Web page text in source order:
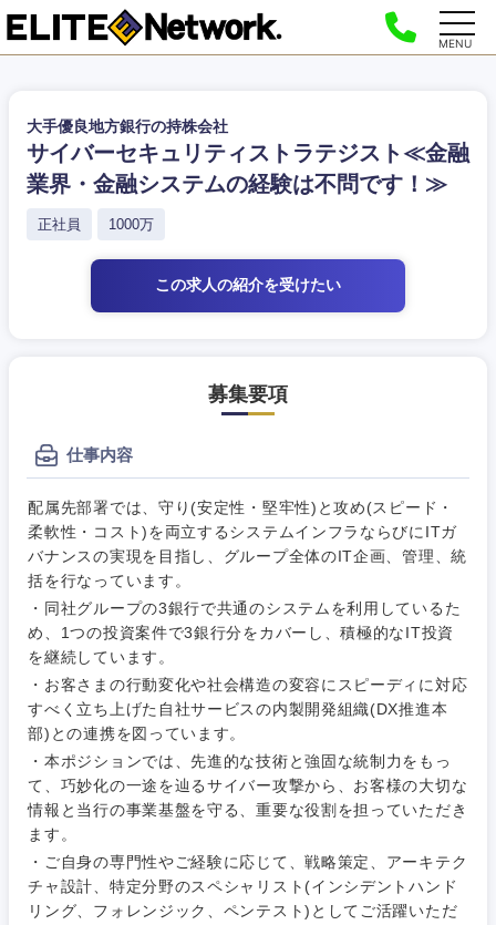
MENU
大手優良地方銀行の持株会社
サイバーセキュリティストラテジスト≪金融
業界・金融システムの経験は不問です！≫
正社員 1000万
この求人の紹介を受けたい
募集要項
仕事内容
配属先部署では、守り(安定性・堅牢性)と攻め(スピード・
柔軟性・コスト)を両立するシステムインフラならびにITガ
バナンスの実現を目指し、グループ全体のIT企画、管理、統
括を行なっています。
・同社グループの3銀行で共通のシステムを利用しているた
め、1つの投資案件で3銀行分をカバーし、積極的なIT投資
を継続しています。
・お客さまの行動変化や社会構造の変容にスピーディに対応
すべく立ち上げた自社サービスの内製開発組織(DX推進本
部)との連携を図っています。
・本ポジションでは、先進的な技術と強固な統制力をもっ
て、巧妙化の一途を辿るサイバー攻撃から、お客様の大切な
情報と当行の事業基盤を守る、重要な役割を担っていただき
ます。
・ご自身の専門性やご経験に応じて、戦略策定、アーキテク
チャ設計、特定分野のスペシャリスト(インシデントハンド
リング、フォレンジック、ペンテスト)としてご活躍いただ
ご希望の職種を選択してください
経営企
画・事業
企画
経営ボー
ド
管理
SCM
画
事業企画・事業開発
事業管理
新規事業企画・立上げ
ご希望の職種を選択してください
経営企画・事業企画
経営ボード
管理
SCM
人事
マーケティング
ご希望の業界を選択してください
商社・卸
エネルギー・資源・環境
自動車・機械・船舶
素材・化学・金属
ご希望の勤務地を選択してください
北海道・東北地方
北海道 青森県
秋田県 岩手県
福島県
ご希望条件を入力ください
希望年収
推奨年齢
20代
40代 50代
フリーワード